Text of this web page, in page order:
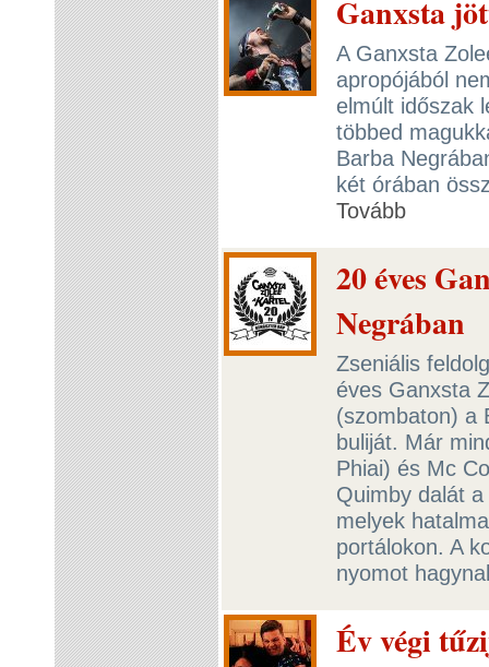
Ganxsta
A Ganxsta
apropójából
elmúlt időszak
többed
Barba
két órában
Tovább
20 éves
Negrában
Zseniális
éves Ganxsta
(szombaton) a
buliját. Már
Phiai) és Mc
Quimby dalát
melyek
portálokon. A
nyomot
Év végi